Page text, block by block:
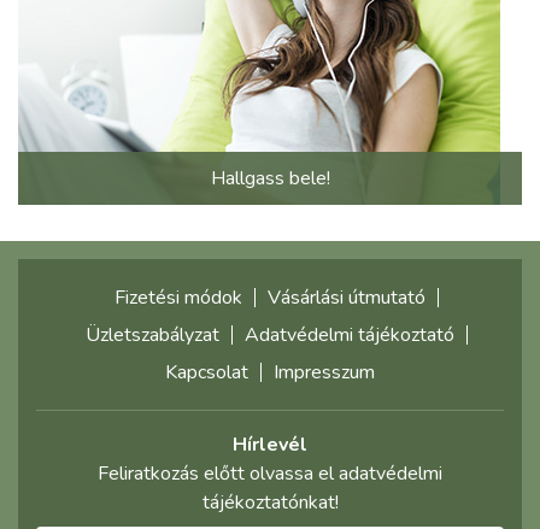
Hallgass bele!
Fizetési módok
Vásárlási útmutató
Üzletszabályzat
Adatvédelmi tájékoztató
Kapcsolat
Impresszum
Hírlevél
Feliratkozás előtt olvassa el adatvédelmi
tájékoztatónkat!